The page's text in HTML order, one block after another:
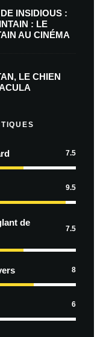
INSIDIOUS :
: LE
AU CINÉMA
LE CHIEN
7.5
9.5
de
7.5
8
6